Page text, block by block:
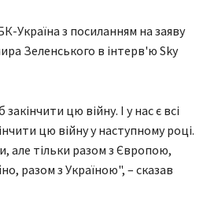
Україна з посиланням на заяву
Зеленського в інтерв'ю Sky
цю війну. І у нас є всі
цю війну у наступному році.
але тільки разом з Європою,
разом з Україною", – сказав